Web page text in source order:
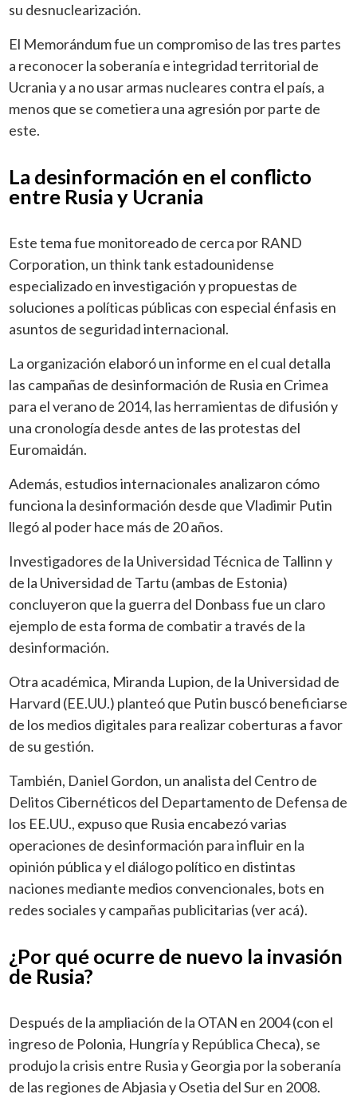
su desnuclearización.
El Memorándum fue un compromiso de las tres partes
a reconocer la soberanía e integridad territorial de
Ucrania y a no usar armas nucleares contra el país, a
menos que se cometiera una agresión por parte de
este.
La desinformación en el conflicto
entre Rusia y Ucrania
Este tema fue monitoreado de cerca por RAND
Corporation, un think tank estadounidense
especializado en investigación y propuestas de
soluciones a políticas públicas con especial énfasis en
asuntos de seguridad internacional.
La organización elaboró un informe en el cual detalla
las campañas de desinformación de Rusia en Crimea
para el verano de 2014, las herramientas de difusión y
una cronología desde antes de las protestas del
Euromaidán.
Además, estudios internacionales analizaron cómo
funciona la desinformación desde que Vladimir Putin
llegó al poder hace más de 20 años.
Investigadores de la Universidad Técnica de Tallinn y
de la Universidad de Tartu (ambas de Estonia)
concluyeron que la guerra del Donbass fue un claro
ejemplo de esta forma de combatir a través de la
desinformación.
Otra académica, Miranda Lupion, de la Universidad de
Harvard (EE.UU.) planteó que Putin buscó beneficiarse
de los medios digitales para realizar coberturas a favor
de su gestión.
También, Daniel Gordon, un analista del Centro de
Delitos Cibernéticos del Departamento de Defensa de
los EE.UU., expuso que Rusia encabezó varias
operaciones de desinformación para influir en la
opinión pública y el diálogo político en distintas
naciones mediante medios convencionales, bots en
redes sociales y campañas publicitarias (ver acá).
¿Por qué ocurre de nuevo la invasión
de Rusia?
Después de la ampliación de la OTAN en 2004 (con el
ingreso de Polonia, Hungría y República Checa), se
produjo la crisis entre Rusia y Georgia por la soberanía
de las regiones de Abjasia y Osetia del Sur en 2008.